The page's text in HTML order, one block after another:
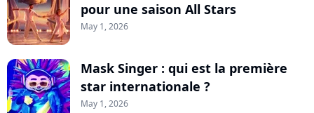
pour une saison All Stars
May 1, 2026
Mask Singer : qui est la première
star internationale ?
May 1, 2026